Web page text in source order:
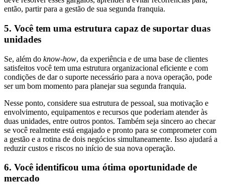
então, partir para a gestão de sua segunda franquia.
5. Você tem uma estrutura capaz de suportar duas
unidades
Se, além do know-how, da experiência e de uma base de clientes
satisfeitos você tem uma estrutura organizacional eficiente e com
condições de dar o suporte necessário para a nova operação, pode
ser um bom momento para planejar sua segunda franquia.
Nesse ponto, considere sua estrutura de pessoal, sua motivação e
envolvimento, equipamentos e recursos que poderiam atender às
duas unidades, entre outros pontos. Também seja sincero ao checar
se você realmente está engajado e pronto para se comprometer com
a gestão e a rotina de dois negócios simultaneamente. Isso ajudará a
reduzir custos e riscos no início de sua nova operação.
6. Você identificou uma ótima oportunidade de
mercado